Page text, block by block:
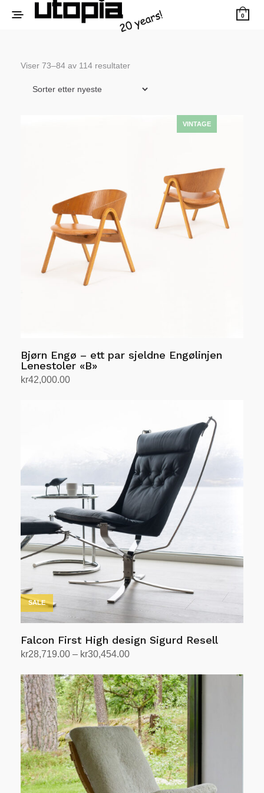
0
Viser 73–84 av 114 resultaterSortert
siste
Bjørn Engø – ett par sjeldne Engølinjen
Lenestoler «B»
kr42,000.00
SALE
Falcon First High design Sigurd Resell
kr28,719.00 – kr30,454.00Prisområde:
til
kr30,454.00
Dette
produktet
har
flere
varianter.
Alternativene
kan
velges